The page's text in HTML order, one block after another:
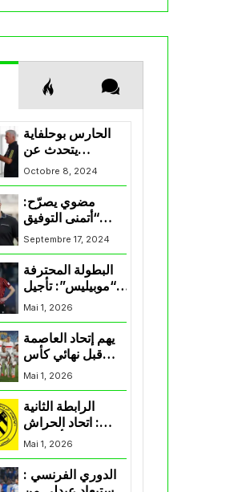
الحارس بوحلفاية
يتحدث عن
طموحاته مع
المنتخب و شباب
قسنطينة
Octobre 8, 2024
مضوي يصرّح:
“أتمنى التوفيق
لممثلي الكرة
الجزائرية في
Septembre 17, 2024
البطولة المحترفة
“موبيليس”: تأجيل
مباراة إتحاد
العاصمة وأتلتيك
بارادو
Mai 1, 2026
يهم إتحاد العاصمة
قبل نهائي كأس
اكاف : الزمالك
يسقط بثلاثية أمام
Mai 1, 2026
الرابطة الثانية
: اتحاد الحراش
يحسم التأهل إلى
“البلاي أوف”
Mai 1, 2026
الدوري الفرنسي :